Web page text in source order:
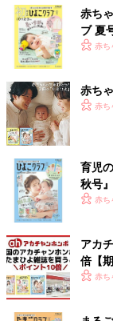
赤ち
ブ 夏
く！赤ち
赤ち
赤ち
育児
秋号
いっ赤ち
アカ
倍【
赤ち